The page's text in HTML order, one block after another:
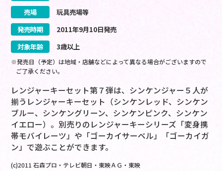
売場
玩具売場等
発売時期
2011年9月10日発売
対象年齢
3歳以上
※発売日（予定）は地域・店舗などによって異なる場合がございますので
ご了承ください。
レンジャーキーセット第７弾は、シンケンジャー５人が
揃うレンジャーキーセット（シンケンレッド、シンケン
ブルー、シンケングリーン、シンケンピンク、シンケン
イエロー）。別売りのレンジャーキーシリーズ「変身携
帯モバイレーツ」や「ゴーカイサーベル」「ゴーカイガ
ン」で遊ぶことができます。
(c)2011 石森プロ・テレビ朝日・東映ＡＧ・東映